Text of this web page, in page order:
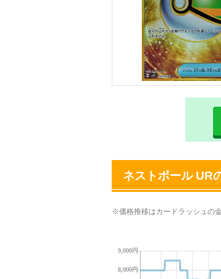
TORAオリパ
ネストボール UR
※価格推移はカードラッシュの